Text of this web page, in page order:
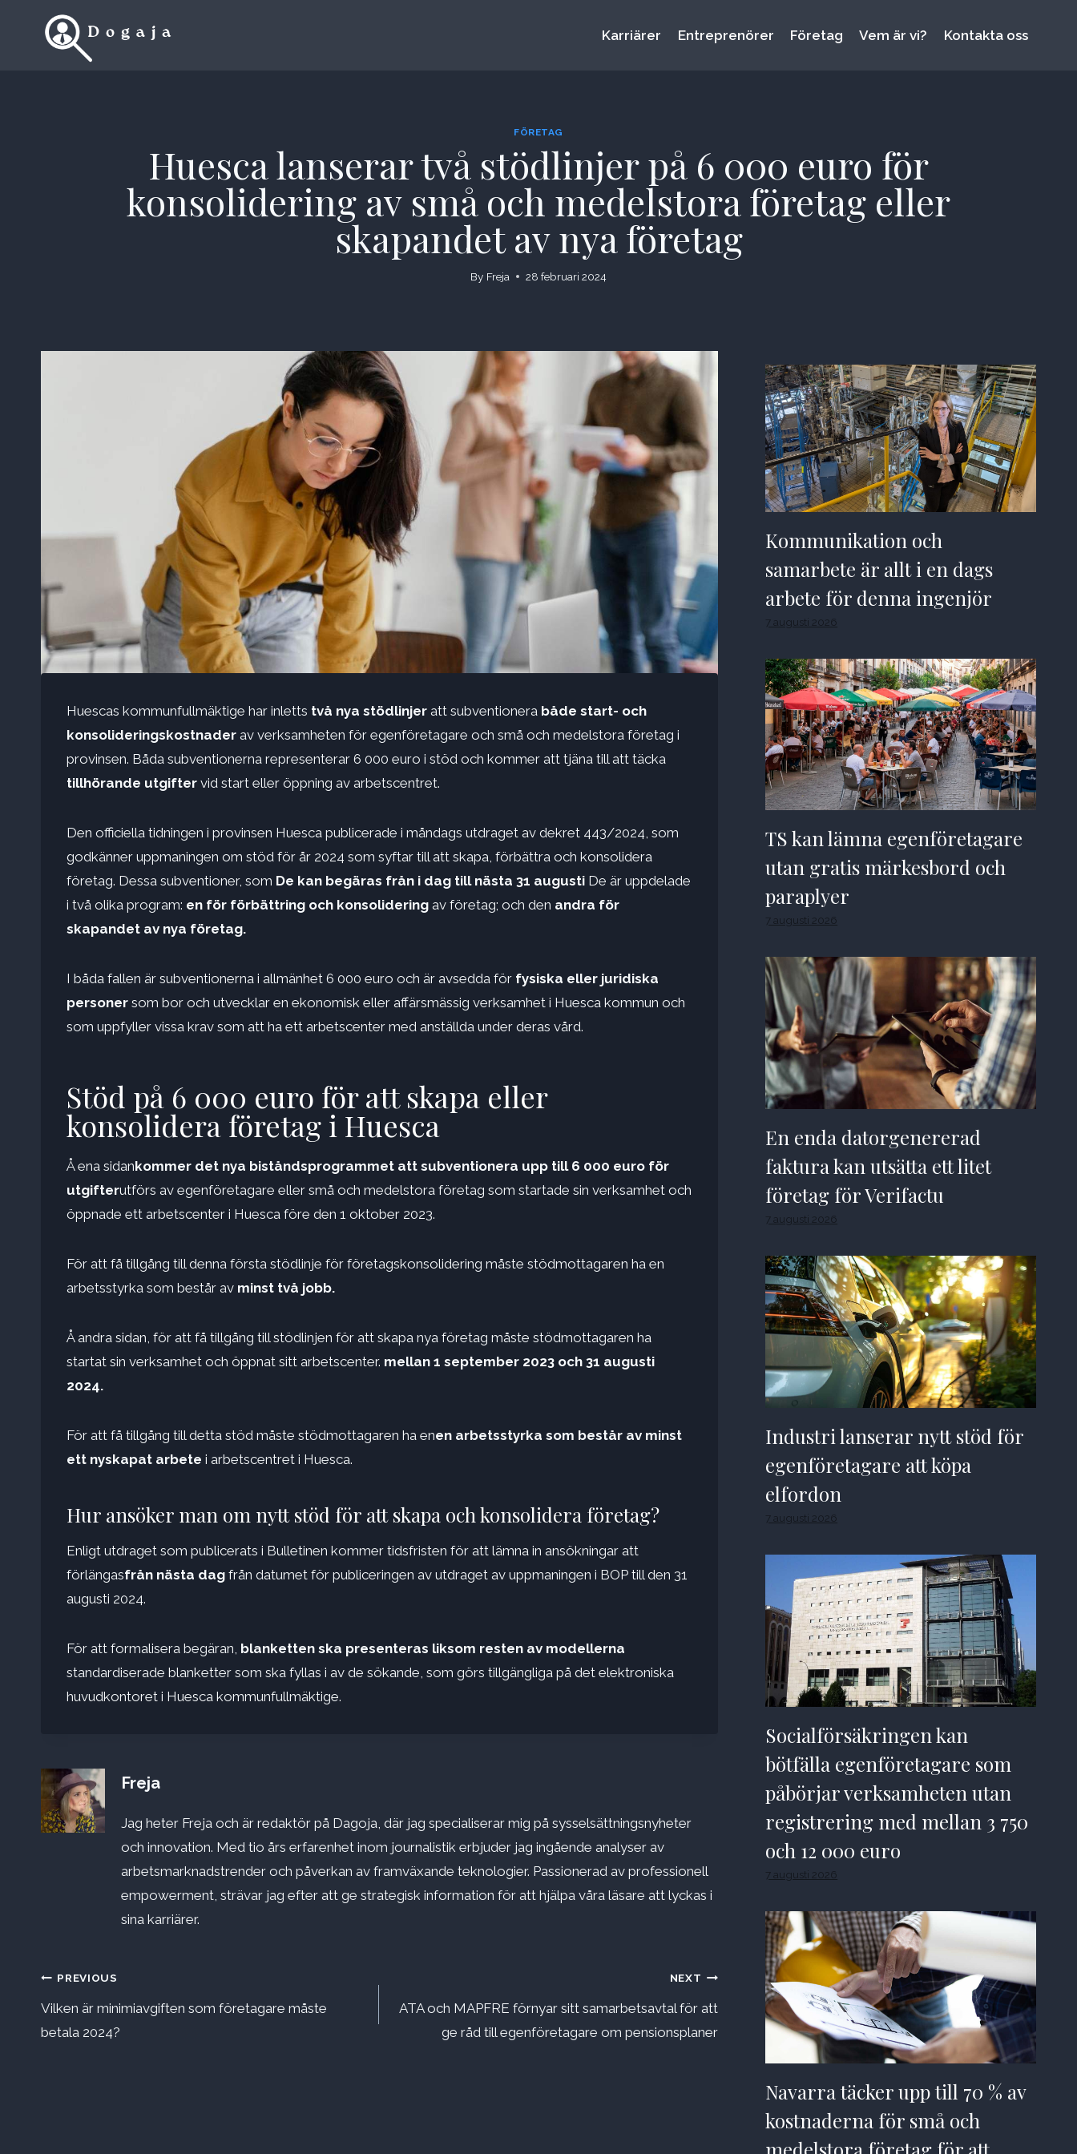
Karriärer Entreprenörer Företag Vem är vi? Kontakta oss
FÖRETAG
Huesca lanserar två stödlinjer på 6 000 euro för
konsolidering av små och medelstora företag eller
skapandet av nya företag
By Freja 28 februari 2024
Huescas kommunfullmäktige har inletts två nya stödlinjer att subventionera både start- och
konsolideringskostnader av verksamheten för egenföretagare och små och medelstora företag i
provinsen. Båda subventionerna representerar 6 000 euro i stöd och kommer att tjäna till att täcka
tillhörande utgifter vid start eller öppning av arbetscentret.
Den officiella tidningen i provinsen Huesca publicerade i måndags utdraget av dekret 443/2024, som
godkänner uppmaningen om stöd för år 2024 som syftar till att skapa, förbättra och konsolidera
företag. Dessa subventioner, som De kan begäras från i dag till nästa 31 augusti De är uppdelade
i två olika program: en för förbättring och konsolidering av företag; och den andra för
skapandet av nya företag.
I båda fallen är subventionerna i allmänhet 6 000 euro och är avsedda för fysiska eller juridiska
personer som bor och utvecklar en ekonomisk eller affärsmässig verksamhet i Huesca kommun och
som uppfyller vissa krav som att ha ett arbetscenter med anställda under deras vård.
Stöd på 6 000 euro för att skapa eller
konsolidera företag i Huesca
Å ena sidankommer det nya biståndsprogrammet att subventionera upp till 6 000 euro för
utgifterutförs av egenföretagare eller små och medelstora företag som startade sin verksamhet och
öppnade ett arbetscenter i Huesca före den 1 oktober 2023.
För att få tillgång till denna första stödlinje för företagskonsolidering måste stödmottagaren ha en
arbetsstyrka som består av minst två jobb.
Å andra sidan, för att få tillgång till stödlinjen för att skapa nya företag måste stödmottagaren ha
startat sin verksamhet och öppnat sitt arbetscenter. mellan 1 september 2023 och 31 augusti
2024.
För att få tillgång till detta stöd måste stödmottagaren ha enen arbetsstyrka som består av minst
ett nyskapat arbete i arbetscentret i Huesca.
Hur ansöker man om nytt stöd för att skapa och konsolidera företag?
Enligt utdraget som publicerats i Bulletinen kommer tidsfristen för att lämna in ansökningar att
förlängasfrån nästa dag från datumet för publiceringen av utdraget av uppmaningen i BOP till den 31
augusti 2024.
För att formalisera begäran, blanketten ska presenteras liksom resten av modellerna
standardiserade blanketter som ska fyllas i av de sökande, som görs tillgängliga på det elektroniska
huvudkontoret i Huesca kommunfullmäktige.
Freja
Jag heter Freja och är redaktör på Dagoja, där jag specialiserar mig på sysselsättningsnyheter
och innovation. Med tio års erfarenhet inom journalistik erbjuder jag ingående analyser av
arbetsmarknadstrender och påverkan av framväxande teknologier. Passionerad av professionell
empowerment, strävar jag efter att ge strategisk information för att hjälpa våra läsare att lyckas i
sina karriärer.
Inläggsnavigering
PREVIOUS
Vilken är minimiavgiften som företagare måste
betala 2024?
NEXT
ATA och MAPFRE förnyar sitt samarbetsavtal för att
ge råd till egenföretagare om pensionsplaner
Kommunikation och
samarbete är allt i en dags
arbete för denna ingenjör
7 augusti 2026
TS kan lämna egenföretagare
utan gratis märkesbord och
paraplyer
7 augusti 2026
En enda datorgenererad
faktura kan utsätta ett litet
företag för Verifactu
7 augusti 2026
Industri lanserar nytt stöd för
egenföretagare att köpa
elfordon
7 augusti 2026
Socialförsäkringen kan
bötfälla egenföretagare som
påbörjar verksamheten utan
registrering med mellan 3 750
och 12 000 euro
7 augusti 2026
Navarra täcker upp till 70 % av
kostnaderna för små och